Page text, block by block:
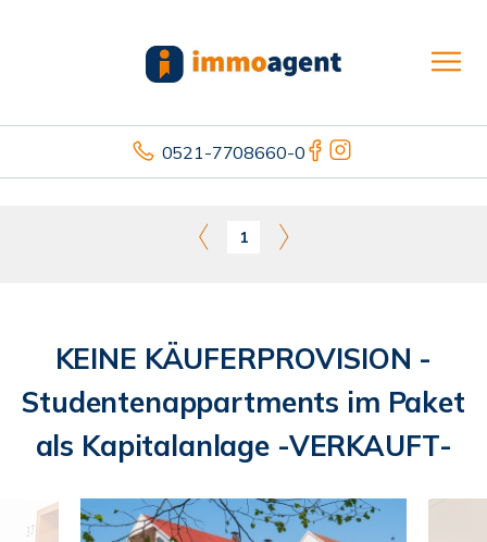
0521-7708660-0
1
KEINE KÄUFERPROVISION -
Studentenappartments im Paket
als Kapitalanlage -VERKAUFT-